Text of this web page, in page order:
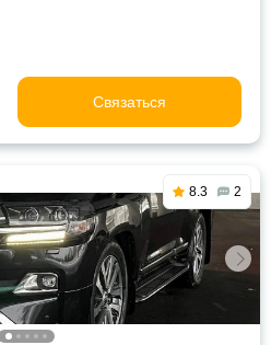
Связаться
8.3 2